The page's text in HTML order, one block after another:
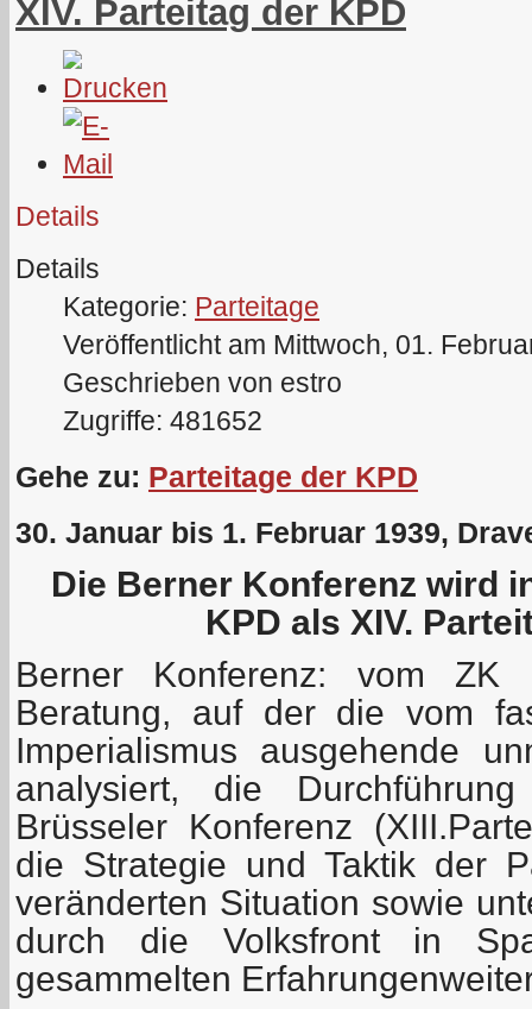
XIV. Parteitag der KPD
Details
Details
Kategorie: Parteitage
Veröffentlicht am Mittwoch, 01.
Geschrieben von estro
Zugriffe: 481652
Gehe zu: Parteitage der KPD
30. Januar bis 1. Februar 1939,
Die Berner Konferenz wird
KPD als XIV.
Berner Konferenz: vom ZK
Beratung, auf der die vom
Imperialismus ausgehende
analysiert, die
Brüsseler Konferenz
die Strategie und Taktik der
veränderten Situation sowie
durch die Volksfront in
gesammelten